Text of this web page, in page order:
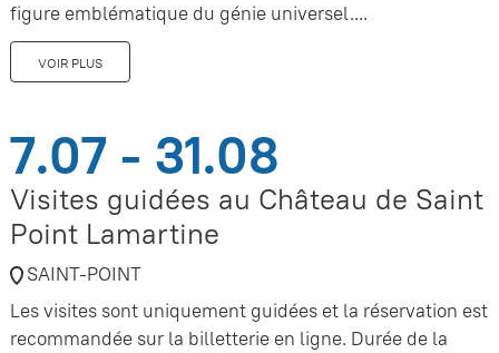
figure emblématique du génie universel....
VOIR PLUS
7.07 - 31.08
Visites guidées au Château de Saint
Point Lamartine
SAINT-POINT
Les visites sont uniquement guidées et la réservation est
recommandée sur la billetterie en ligne. Durée de la